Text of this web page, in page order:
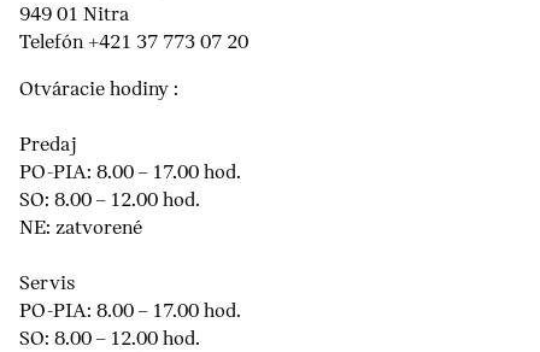
949 01 Nitra
Telefón +421 37 773 07 20
Otváracie hodiny :
Predaj
PO-PIA: 8.00 – 17.00 hod.
SO: 8.00 – 12.00 hod.
NE: zatvorené
Servis
PO-PIA: 8.00 – 17.00 hod.
SO: 8.00 – 12.00 hod.